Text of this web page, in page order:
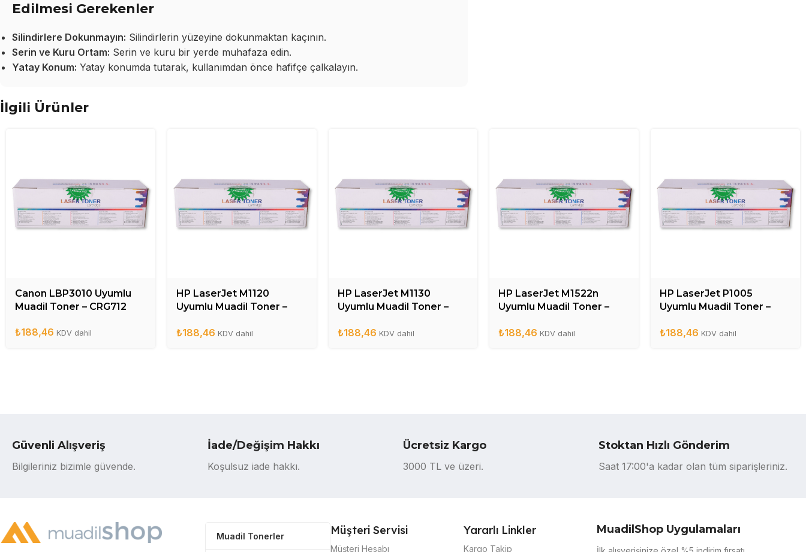
Edilmesi Gerekenler
Silindirlere Dokunmayın: Silindirlerin yüzeyine dokunmaktan kaçının.
Serin ve Kuru Ortam: Serin ve kuru bir yerde muhafaza edin.
Yatay Konum: Yatay konumda tutarak, kullanımdan önce hafifçe çalkalayın.
İlgili Ürünler
Canon LBP3010 Uyumlu
Muadil Toner – CRG712
₺188,46 KDV dahil
HP LaserJet M1120
Uyumlu Muadil Toner –
₺188,46 KDV dahil
HP LaserJet M1130
Uyumlu Muadil Toner –
₺188,46 KDV dahil
HP LaserJet M1522n
Uyumlu Muadil Toner –
₺188,46 KDV dahil
HP LaserJet P1005
Uyumlu Muadil Toner –
₺188,46 KDV dahil
Güvenli Alışveriş
Bilgileriniz bizimle güvende.
İade/Değişim Hakkı
Koşulsuz iade hakkı.
Ücretsiz Kargo
3000 TL ve üzeri.
Stoktan Hızlı Gönderim
Saat 17:00'a kadar olan tüm siparişleriniz.
Muadil Tonerler Müşteri Servisi
Müşteri Hesabı
Yararlı Linkler
Kargo Takip
MuadilShop Uygulamaları